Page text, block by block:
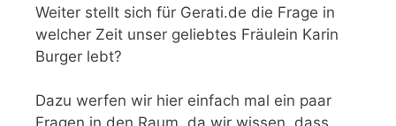
Weiter stellt sich für Gerati.de die Frage in
welcher Zeit unser geliebtes Fräulein Karin
Burger lebt?
Dazu werfen wir hier einfach mal ein paar